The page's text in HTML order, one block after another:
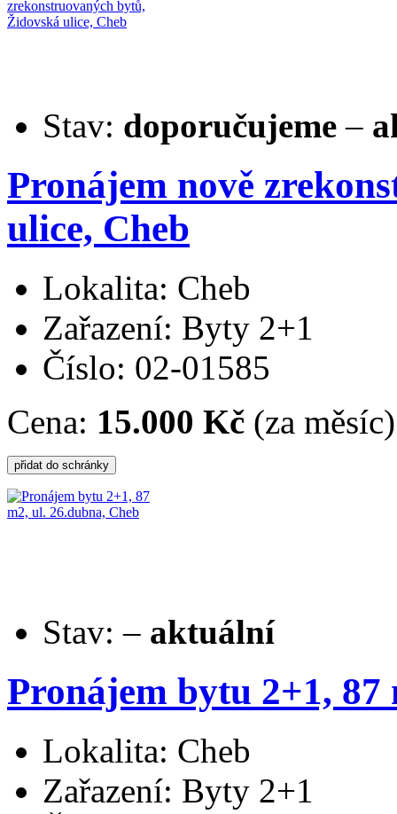
Stav: doporučujeme –
Pronájem nově
ulice, Cheb
Lokalita: Cheb
Zařazení: Byty 2+1
Číslo: 02-01585
Cena: 15.000 Kč (za měsíc)
Stav: – aktuální
Pronájem bytu 2+1, 87
Lokalita: Cheb
Zařazení: Byty 2+1